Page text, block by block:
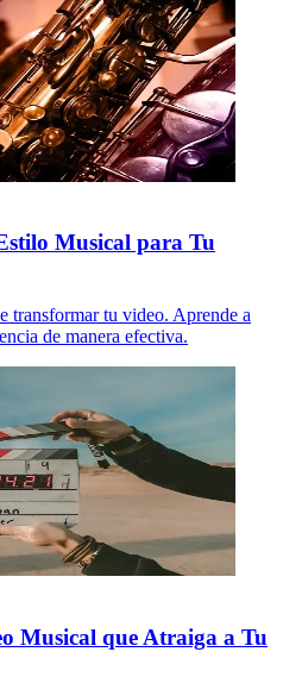
Musical para Tu
transformar tu video. Aprende a
de manera efectiva.
Musical que Atraiga a Tu